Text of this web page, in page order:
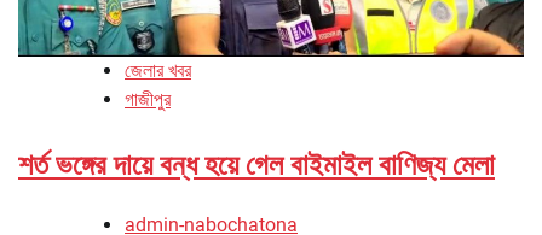
জেলার খবর
গাজীপুর
শর্ত ভঙ্গের দায়ে বন্ধ হয়ে গেল বাইমাইল বাণিজ্য মেলা
admin-nabochatona